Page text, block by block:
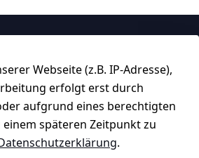
Webseite (z.B. IP-Adresse),
erfolgt erst durch
aufgrund eines berechtigten
späteren Zeitpunkt zu
.